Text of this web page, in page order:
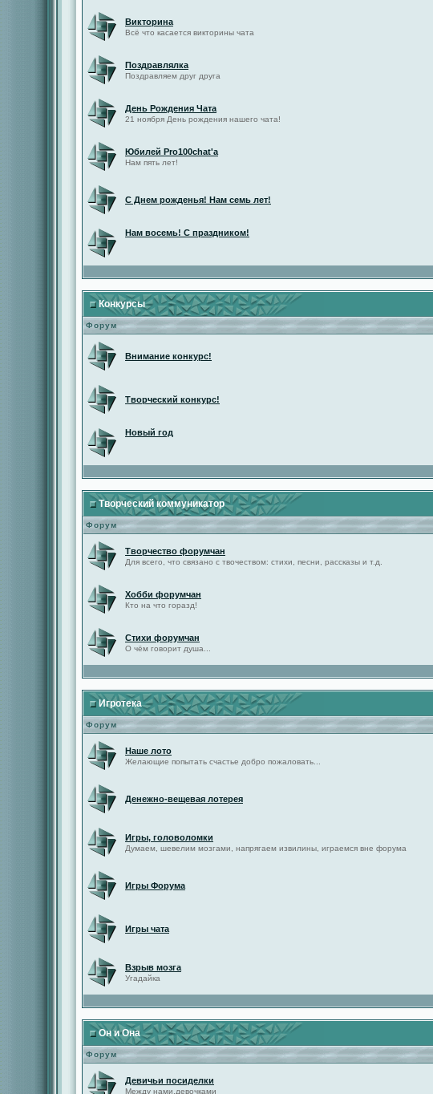
Викторина
Всё что касается викторины чата
Поздравлялка
Поздравляем друг друга
День Рождения Чата
21 ноября День рождения нашего чата!
Юбилей Pro100chat'а
Нам пять лет!
С Днем рожденья! Нам семь лет!
Нам восемь! С праздником!
Конкурсы
Форум
Внимание конкурс!
Творческий конкурс!
Новый год
Творческий коммуникатор
Форум
Творчество форумчан
Для всего, что связано с твочеством: стихи, песни, рассказы и т.д.
Хобби форумчан
Кто на что горазд!
Стихи форумчан
О чём говорит душа...
Игротека
Форум
Наше лото
Желающие попытать счастье добро пожаловать...
Денежно-вещевая лотерея
Игры, головоломки
Думаем, шевелим мозгами, напрягаем извилины, играемся вне форума
Игры Форума
Игры чата
Взрыв мозга
Угадайка
Он и Она
Форум
Девичьи посиделки
Между нами,девочками